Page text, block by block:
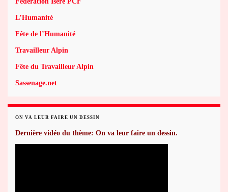
L’Humanité
Fête de l’Humanité
Travailleur Alpin
Fête du Travailleur Alpin
Sassenage.net
ON VA LEUR FAIRE UN DESSIN
Dernière vidéo du thème: On va leur faire un dessin.